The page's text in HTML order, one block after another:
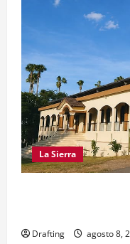
La Sierra
Drafting agosto 8,